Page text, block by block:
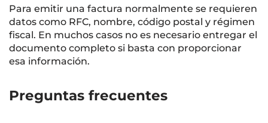
Para emitir una factura normalmente se requieren
datos como RFC, nombre, código postal y régimen
fiscal. En muchos casos no es necesario entregar el
documento completo si basta con proporcionar
esa información.
Preguntas frecuentes